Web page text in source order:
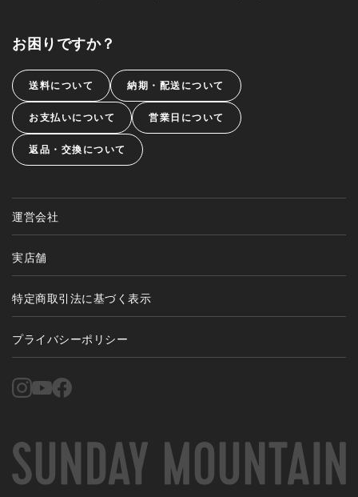
お困りですか？
送料について 納期・配送について
お支払いについて 営業日について
返品・交換について
運営会社
実店舗
特定商取引法に基づく表示
プライバシーポリシー